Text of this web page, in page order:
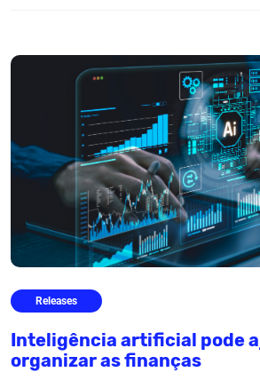
Releases
Inteligência artificial pode
organizar as finanças